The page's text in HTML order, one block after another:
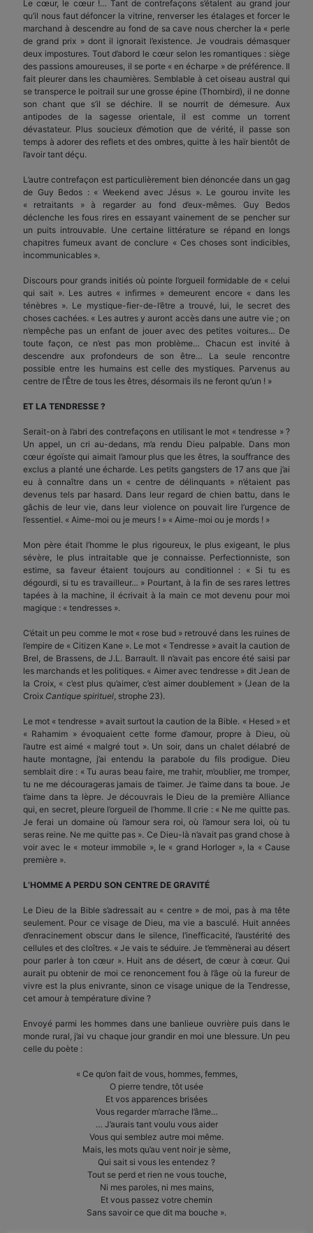
Le cœur, le cœur !… Tant de contrefaçons s’étalent au grand jour
qu’il nous faut défoncer la vitrine, renverser les étalages et forcer le
marchand à descendre au fond de sa cave nous chercher la « perle
de grand prix » dont il ignorait l’existence. Je voudrais démasquer
deux impostures. Tout d’abord le cœur selon les romantiques : siège
des passions amoureuses, il se porte « en écharpe » de préférence. Il
fait pleurer dans les chaumières. Semblable à cet oiseau austral qui
se transperce le poitrail sur une grosse épine (Thornbird), il ne donne
son chant que s’il se déchire. Il se nourrit de démesure. Aux
antipodes de la sagesse orientale, il est comme un torrent
dévastateur. Plus soucieux d’émotion que de vérité, il passe son
temps à adorer des reflets et des ombres, quitte à les haïr bientôt de
l’avoir tant déçu.
L’autre contrefaçon est particulièrement bien dénoncée dans un gag
de Guy Bedos : « Week­end avec Jésus ». Le gourou invite les
« retraitants » à regarder au fond d’eux-mêmes. Guy Bedos
déclenche les fous rires en essayant vainement de se pencher sur
un puits introuvable. Une certaine littérature se répand en longs
chapitres fumeux avant de conclure « Ces choses sont indicibles,
incommunicables ».
Discours pour grands initiés où pointe l’orgueil formidable de « celui
qui sait ». Les autres « infirmes » demeurent encore « dans les
ténèbres ». Le mystique-fier-de-l’être a trouvé, lui, le secret des
choses cachées. « Les autres y auront accès dans une autre vie ; on
n’empêche pas un enfant de jouer avec des petites voitures… De
toute façon, ce n’est pas mon problème… Chacun est invité à
descendre aux profondeurs de son être… La seule rencontre
possible entre les humains est celle des mystiques. Parvenus au
centre de l’Être de tous les êtres, désormais ils ne feront qu’un ! »
ET LA TENDRESSE ?
Serait-on à l’abri des contrefaçons en utilisant le mot « tendresse » ?
Un appel, un cri au-dedans, m’a rendu Dieu palpable. Dans mon
cœur égoïste qui aimait l’amour plus que les êtres, la souffrance des
exclus a planté une écharde. Les petits gangsters de 17 ans que j’ai
eu à connaître dans un « centre de délinquants » n’étaient pas
devenus tels par hasard. Dans leur regard de chien battu, dans le
gâchis de leur vie, dans leur violence on pouvait lire l’urgence de
l’essentiel. « Aime-moi ou je meurs ! » « Aime-moi ou je mords ! »
Mon père était l’homme le plus rigoureux, le plus exigeant, le plus
sévère, le plus intraitable que je connaisse. Perfectionniste, son
estime, sa faveur étaient toujours au conditionnel : « Si tu es
dégourdi, si tu es travailleur… » Pourtant, à la fin de ses rares lettres
tapées à la machine, il écrivait à la main ce mot devenu pour moi
magique : « tendresses ».
C’était un peu comme le mot « rose bud » retrouvé dans les ruines de
l’empire de « Citizen Kane ». Le mot « Tendresse » avait la caution de
Brel, de Brassens, de J.L. Barrault. Il n’avait pas encore été saisi par
les marchands et les politiques. « Aimer avec tendresse » dit Jean de
la Croix, « c’est plus qu’aimer, c’est aimer doublement » (Jean de la
Croix Cantique spirituel , strophe 23).
Le mot « tendresse » avait surtout la caution de la Bible. « Hesed » et
« Rahamim » évoquaient cette forme d’amour, propre à Dieu, où
l’autre est aimé « malgré tout ». Un soir, dans un chalet délabré de
haute montagne, j’ai entendu la parabole du fils prodigue. Dieu
semblait dire : « Tu auras beau faire, me trahir, m’oublier, me tromper,
tu ne me décourageras jamais de t’aimer. Je t’aime dans ta boue. Je
t’aime dans ta lèpre. Je découvrais le Dieu de la première Alliance
qui, en secret, pleure l’orgueil de l’homme. Il crie : « Ne me quitte pas.
Je ferai un domaine où l’amour sera roi, où l’amour sera loi, où tu
seras reine. Ne me quitte pas ». Ce Dieu-là n’avait pas grand chose à
voir avec le « moteur immobile », le « grand Horloger », la « Cause
première ».
L’HOMME A PERDU SON CENTRE DE GRAVITÉ
Le Dieu de la Bible s’adressait au « centre » de moi, pas à ma tête
seulement. Pour ce visage de Dieu, ma vie a basculé. Huit années
d’enracinement obscur dans le silence, l’inefficacité, l’austérité des
cellules et des cloîtres. « Je vais te séduire. Je t’emmènerai au désert
pour parler à ton cœur ». Huit ans de désert, de cœur à cœur. Qui
aurait pu obtenir de moi ce renoncement fou à l’âge où la fureur de
vivre est la plus enivrante, sinon ce visage unique de la Tendresse,
cet amour à température divine ?
Envoyé parmi les hommes dans une banlieue ouvrière puis dans le
monde rural, j’ai vu chaque jour grandir en moi une blessure. Un peu
celle du poète :
« Ce qu’on fait de vous, hommes, femmes,
O pierre tendre, tôt usée
Et vos apparences brisées
Vous regarder m’arrache l’âme…
… J’aurais tant voulu vous aider
Vous qui semblez autre moi même.
Mais, les mots qu’au vent noir je sème,
Qui sait si vous les entendez ?
Tout se perd et rien ne vous touche,
Ni mes paroles, ni mes mains,
Et vous passez votre chemin
Sans savoir ce que dit ma bouche ».